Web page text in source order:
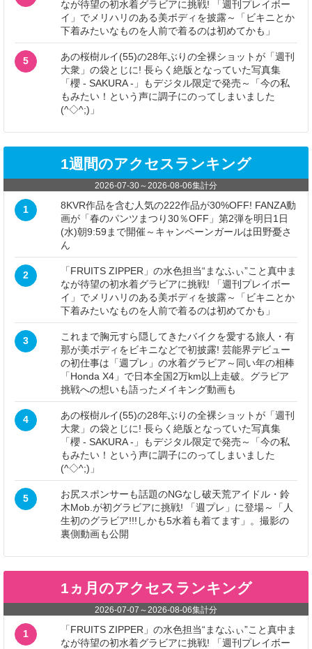
なが待望の初水着グラビアに挑戦! 「週刊プレイボー
イ」でメリハリのある美ボディを披露～「ビキニとか
下着みたいなものを人前で着るのは初めてかも」
5
あの桜樹ルイ(55)の28年ぶりの全裸ショットが「週刊
大衆」の袋とじに! 長らく絶版となっていた写真集
「櫻 - SAKURA -」もデジタル限定で発売～「今の私
もみたい！という声に調子にのってしまいました
(^◇^;)」
1週間のアクセスランキング
2026-07-30～2026-08-06集計分
1
8KVR作品を含む人気の222作品が30%OFF! FANZA動
画が「春のパンツまつり30％OFF」第2弾を明日1日
(水)朝9:59まで開催～キャンペーンガールは田野憂さ
ん
2
「FRUITS ZIPPER」の水色担当“まなふぃ”こと真中ま
なが待望の初水着グラビアに挑戦! 「週刊プレイボー
イ」でメリハリのある美ボディを披露～「ビキニとか
下着みたいなものを人前で着るのは初めてかも」
3
これまで胸元すら隠してきたバイクを愛する旅人・有
那が美ボディをビキニなどで初披露! 芸能界デビュー
の初仕事は「週プレ」の水着グラビア～同い年の相棒
「Honda X4」で日本全国2万km以上走破。グラビア
挑戦への想いも語ったメイキング動画も
4
あの桜樹ルイ(55)の28年ぶりの全裸ショットが「週刊
大衆」の袋とじに! 長らく絶版となっていた写真集
「櫻 - SAKURA -」もデジタル限定で発売～「今の私
もみたい！という声に調子にのってしまいました
(^◇^;)」
5
お尻スポンサーも話題のNGなし破天荒アイドル・鈴
木Mob.が初グラビアに挑戦! 「週プレ」に登場～「人
生初のグラビア!!!しかも5水着も着てます」。撮影の
裏側動画も公開
1ヵ月のアクセスランキング
2026-07-07 ～2026-08-06集計分
1
「FRUITS ZIPPER」の水色担当“まなふぃ”こと真中ま
なが待望の初水着グラビアに挑戦! 「週刊プレイボー